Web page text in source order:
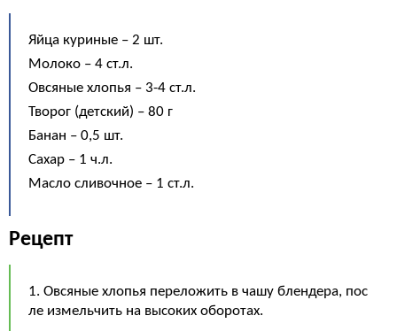
Яйца куриные – 2 шт.
Молоко – 4 ст.л.
Овсяные хлопья – 3-4 ст.л.
Творог (детский) – 80 г
Банан – 0,5 шт.
Сахар – 1 ч.л.
Масло сливочное – 1 ст.л.
Рецепт
1. Овсяные хлопья переложить в чашу блендера, пос
ле измельчить на высоких оборотах.